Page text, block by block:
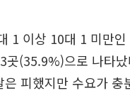
1 이상 10대 1 미만인
곳(35.9%)으로 나타
피했지만 수요가 충